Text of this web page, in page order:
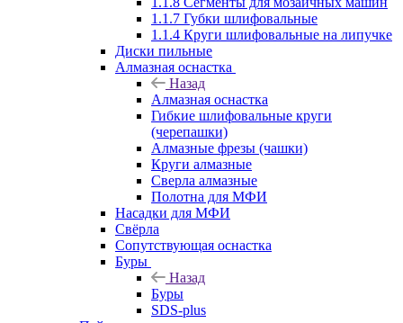
1.1.7 Губки шлифовальные
1.1.4 Круги шлифовальные на липучке
Диски пильные
Алмазная оснастка
Назад
Алмазная оснастка
Гибкие шлифовальные круги
(черепашки)
Алмазные фрезы (чашки)
Круги алмазные
Сверла алмазные
Полотна для МФИ
Насадки для МФИ
Свёрла
Сопутствующая оснастка
Буры
Назад
Буры
SDS-plus